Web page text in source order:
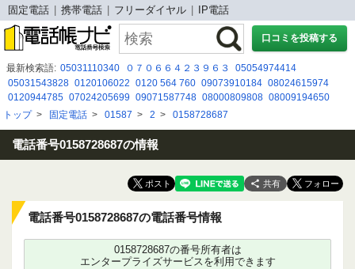
固定電話 携帯電話 フリーダイヤル IP電話
口コミを投稿する
最新検索語: 05031110340 ０７０６６４２３９６３
05054974414
05031543828 0120106022 0120 564 760 09073910184 08024615974
0120944785 07024205699 09071587748 08000809808 08009194650
0298933318 080 2902 1458 0120-771-179 0120 762 065
050-5050-7789 08080479483 08005009089 0120-835-296 05057842641
0120511094 043 332 2521
トップ> 固定電話 > 01587 > 2 > 0158728687
電話番号0158728687の情報
共有
電話番号0158728687の電話番号情報
0158728687の番号所有者は
エンタープライズサービスを利用できます